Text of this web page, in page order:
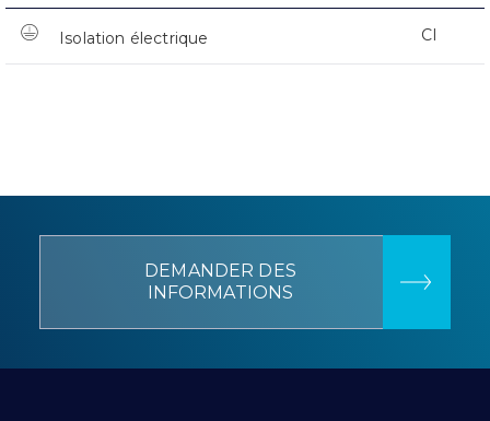
Isolation électrique CI
DEMANDER DES
INFORMATIONS